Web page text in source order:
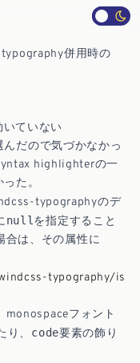
併用時の
ていない
だので気づかなかっ
highlighterの一
た。
typographyのデ
null を指定すること
合は、その属性に
typography/is
monospaceフォント
、 code要素の飾り